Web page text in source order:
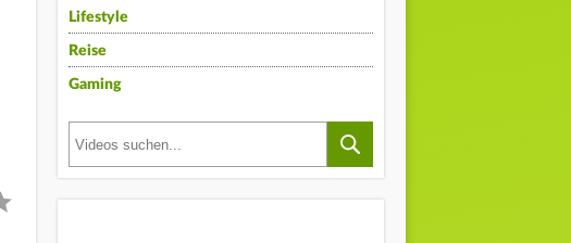
Lifestyle
Reise
Gaming